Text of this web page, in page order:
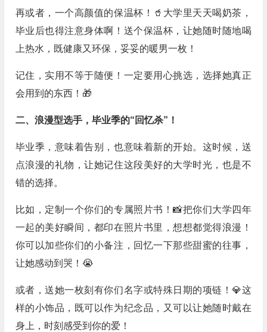
再或者，一个高颜值的保温杯！🥤大学里天天喝奶茶，
毕业后也得注意身体啊！送个保温杯，让她随时随地喝
上热水，既健康又环保，妥妥的暖男一枚！
记住，实用不等于随便！一定要用心挑选，选择她真正
会用到的东西！🎁
二、浪漫型选手，毕业季的“回忆杀”！
毕业季，意味着告别，也意味着新的开始。这时候，送
点浪漫的礼物，让她记住这段美好的大学时光，也是不
错的选择。
比如，定制一个你们的专属照片书！📸把你们大学四年
一起的美好瞬间，都印在照片书里，想想都觉得浪漫！
你可以加些你们的小备注，回忆一下那些甜蜜的往事，
让她感动到哭！😭
或者，送她一枚刻有你们名字或特殊日期的项链！💎这
样的小饰品，既可以作为纪念品，又可以让她随时戴在
身上，时刻感受到你的爱！